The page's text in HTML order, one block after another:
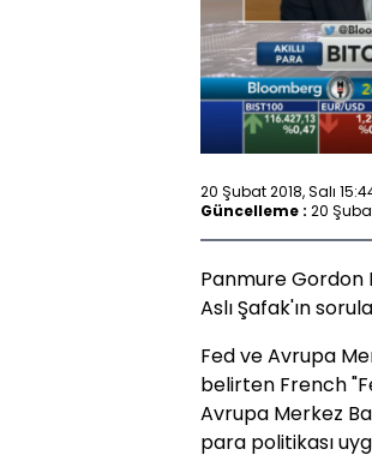
20 Şubat 2018, Salı
Güncelleme : 20
Panmure Gordon
Aslı Şafak'ın
Fed ve Avrupa
belirten French
Avrupa Merkez
para politikası